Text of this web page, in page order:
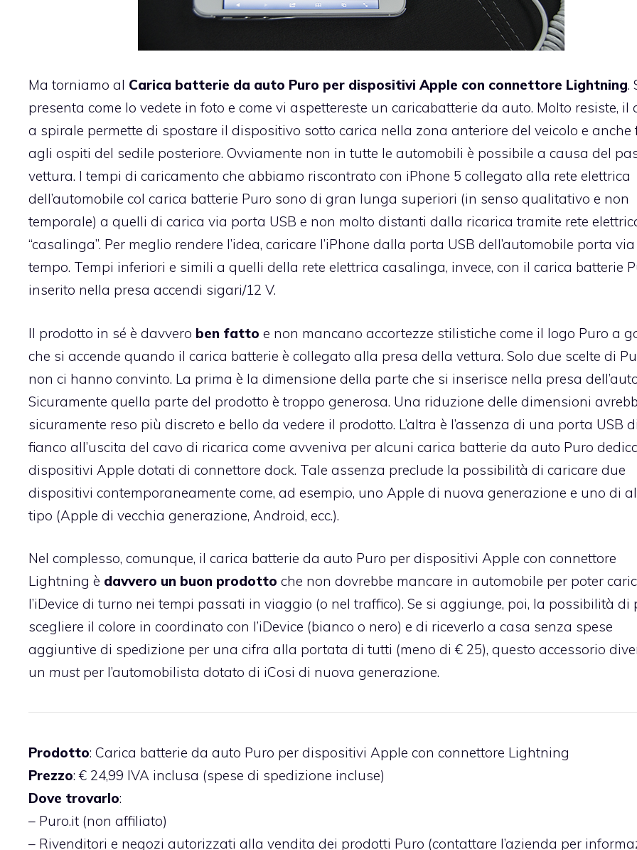
Ma torniamo al Carica batterie da auto Puro per dispositivi Apple con connettore Lightning.
presenta come lo vedete in foto e come vi aspettereste un caricabatterie da auto. Molto resiste, il
a spirale permette di spostare il dispositivo sotto carica nella zona anteriore del veicolo e anche
agli ospiti del sedile posteriore. Ovviamente non in tutte le automobili è possibile a causa del
vettura. I tempi di caricamento che abbiamo riscontrato con iPhone 5 collegato alla rete elettrica
dell’automobile col carica batterie Puro sono di gran lunga superiori (in senso qualitativo e non
temporale) a quelli di carica via porta USB e non molto distanti dalla ricarica tramite rete
“casalinga”. Per meglio rendere l’idea, caricare l’iPhone dalla porta USB dell’automobile porta
tempo. Tempi inferiori e simili a quelli della rete elettrica casalinga, invece, con il carica batterie
inserito nella presa accendi sigari/12 V.
Il prodotto in sé è davvero ben fatto e non mancano accortezze stilistiche come il logo Puro a
che si accende quando il carica batterie è collegato alla presa della vettura. Solo due scelte di
non ci hanno convinto. La prima è la dimensione della parte che si inserisce nella presa
Sicuramente quella parte del prodotto è troppo generosa. Una riduzione delle dimensioni
sicuramente reso più discreto e bello da vedere il prodotto. L’altra è l’assenza di una porta USB di
fianco all’uscita del cavo di ricarica come avveniva per alcuni carica batterie da auto Puro
dispositivi Apple dotati di connettore dock. Tale assenza preclude la possibilità di caricare due
dispositivi contemporaneamente come, ad esempio, uno Apple di nuova generazione e uno di
tipo (Apple di vecchia generazione, Android, ecc.).
Nel complesso, comunque, il carica batterie da auto Puro per dispositivi Apple con connettore
Lightning è davvero un buon prodotto che non dovrebbe mancare in automobile per poter
l’iDevice di turno nei tempi passati in viaggio (o nel traffico). Se si aggiunge, poi, la possibilità di
scegliere il colore in coordinato con l’iDevice (bianco o nero) e di riceverlo a casa senza spese
aggiuntive di spedizione per una cifra alla portata di tutti (meno di € 25), questo accessorio
un mustper l’automobilista dotato di iCosi di nuova generazione.
Prodotto: Carica batterie da auto Puro per dispositivi Apple con connettore Lightning
Prezzo:€ 24,99 IVA inclusa (spese di spedizione incluse)
Dove trovarlo:
– Puro.it (non affiliato)
– Rivenditori e negozi autorizzati alla vendita dei prodotti Puro (contattare l’azienda per